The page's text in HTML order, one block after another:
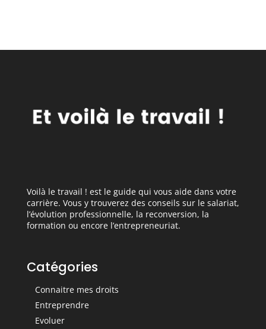
Voilà le travail ! est le guide qui vous aide dans votre
carrière. Vous y trouverez des conseils sur le salariat,
l’évolution professionnelle, la reconversion, la
formation ou encore l’entrepreneuriat.
Catégories
Connaitre mes droits
Entreprendre
Evoluer